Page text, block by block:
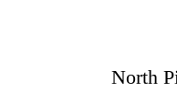
North